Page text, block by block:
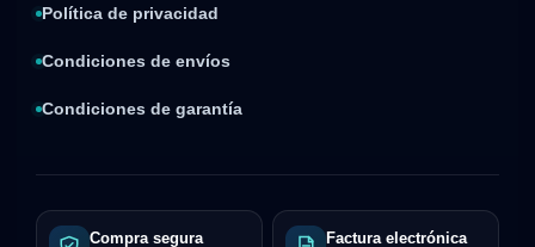
Política de privacidad
Condiciones de envíos
Condiciones de garantía
Compra segura Factura electrónica